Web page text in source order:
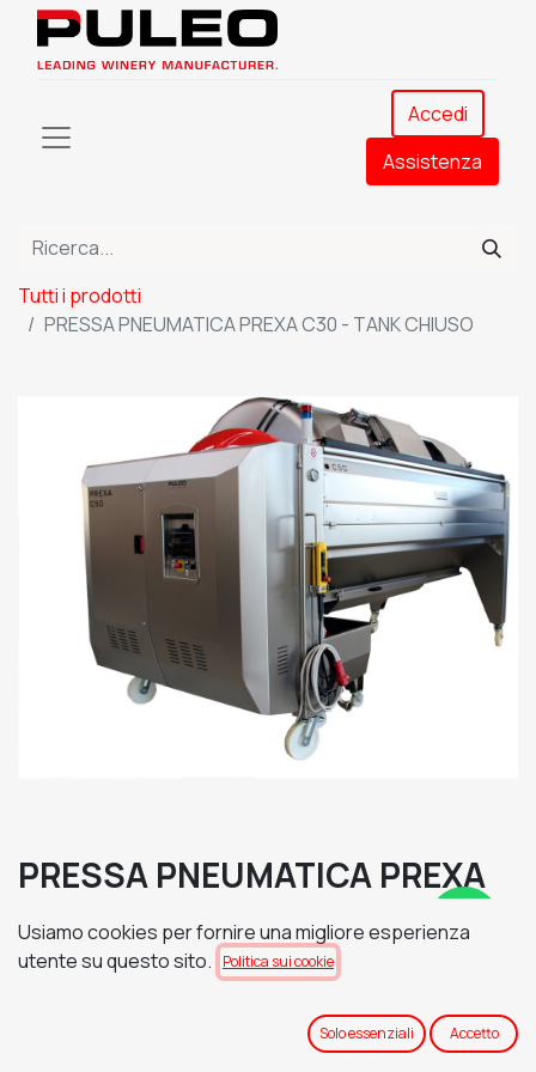
Accedi
Assistenza​
Tutti i prodotti
PRESSA PNEUMATICA PREXA C30 - TANK CHIUSO
PRESSA PNEUMATICA PREXA
C30 - TANK CHIUSO
TENSIONE DI ALIMENTAZIONE
Usiamo cookies per fornire una migliore esperienza
utente su questo sito.
Politica sui cookie
Solo essenziali Accetto